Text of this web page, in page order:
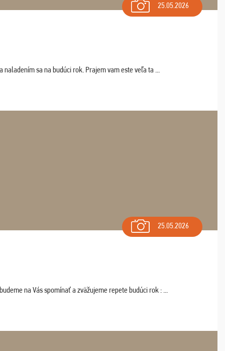
25.05.2026
sa na budúci rok. Prajem vam este veľa ta ...
25.05.2026
na Vás spomínať a zväžujeme repete budúci rok : ...